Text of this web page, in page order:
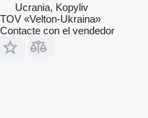
Ucrania, Kopyliv
TOV «Velton-Ukraina»
Contacte con el vendedor